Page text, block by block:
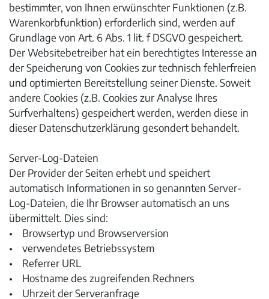
bestimmter, von Ihnen erwünschter Funktionen (z.B.
Warenkorbfunktion) erforderlich sind, werden auf
Grundlage von Art. 6 Abs. 1 lit. f DSGVO gespeichert.
Der Websitebetreiber hat ein berechtigtes Interesse an
der Speicherung von Cookies zur technisch fehlerfreien
und optimierten Bereitstellung seiner Dienste. Soweit
andere Cookies (z.B. Cookies zur Analyse Ihres
Surfverhaltens) gespeichert werden, werden diese in
dieser Datenschutzerklärung gesondert behandelt.
Server-Log-Dateien
Der Provider der Seiten erhebt und speichert
automatisch Informationen in so genannten Server-
Log-Dateien, die Ihr Browser automatisch an uns
übermittelt. Dies sind:
• Browsertyp und Browserversion
• verwendetes Betriebssystem
• Referrer URL
• Hostname des zugreifenden Rechners
• Uhrzeit der Serveranfrage